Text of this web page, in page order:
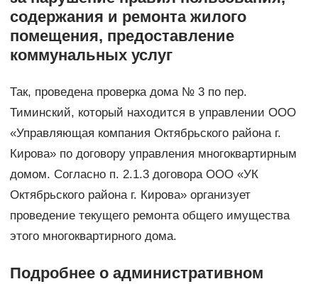
содержания и ремонта жилого
помещения, предоставление
коммунальных услуг
Так, проведена проверка дома № 3 по пер.
Тиминский, который находится в управлении ООО
«Управляющая компания Октябрьского района г.
Кирова» по договору управления многоквартирным
домом. Согласно п. 2.1.3 договора ООО «УК
Октябрьского района г. Кирова» организует
проведение текущего ремонта общего имущества
этого многоквартирного дома.
Подробнее о административном